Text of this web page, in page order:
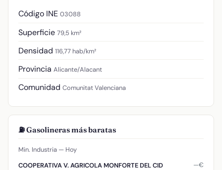
Código INE 03088
Superficie 79,5 km²
Densidad 116,77 hab/km²
Provincia Alicante/Alacant
Comunidad Comunitat Valenciana
⛽ Gasolineras más baratas
Min. Industria — Hoy
COOPERATIVA V. AGRICOLA MONFORTE DEL CID
—€